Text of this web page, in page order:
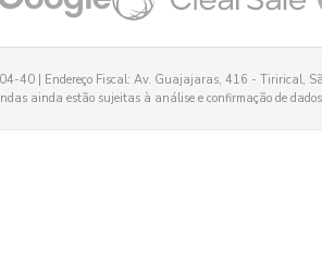
40 | Endereço Fiscal: Av. Guajajaras, 416 - Tirirical,
ainda estão sujeitas à análise e confirmação de